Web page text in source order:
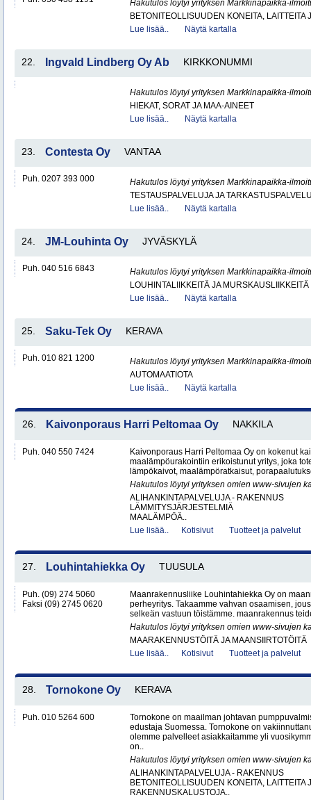
Hakutulos löytyi yrityksen Markkinapaikka-
BETONITEOLLISUUDEN KONEITA, LAITTEITA
Lue lisää..
Näytä kartalla
22. Ingvald Lindberg Oy Ab KIRKKONUMMI
Hakutulos löytyi yrityksen Markkinapaikka-
HIEKAT, SORAT JA MAA-AINEET
Lue lisää..
Näytä kartalla
23. Contesta Oy VANTAA
Puh. 0207 393 000
Hakutulos löytyi yrityksen Markkinapaikka-
TESTAUSPALVELUJA JA
Lue lisää..
Näytä kartalla
24. JM-Louhinta Oy JYVÄSKYLÄ
Puh. 040 516 6843
Hakutulos löytyi yrityksen Markkinapaikka-
LOUHINTALIIKKEITÄ JA MURSKAUSLIIKKEITÄ
Lue lisää..
Näytä kartalla
25. Saku-Tek Oy KERAVA
Puh. 010 821 1200
Hakutulos löytyi yrityksen Markkinapaikka-
AUTOMAATIOTA
Lue lisää..
Näytä kartalla
26. Kaivonporaus Harri Peltomaa Oy NAKKILA
Puh. 040 550 7424
Kaivonporaus Harri Peltomaa Oy on kokenut
maalämpöurakointiin erikoistunut yritys, joka
lämpökaivot, maalämpöratkaisut,
Hakutulos löytyi yrityksen omien www-sivujen
ALIHANKINTAPALVELUJA - RAKENNUS
LÄMMITYSJÄRJESTELMIÄ
MAALÄMPÖÄ..
Lue lisää..
Kotisivut Tuotteet ja palvelut
27. Louhintahiekka Oy TUUSULA
Puh. (09) 274 5060
Faksi (09) 2745 0620
Maanrakennusliike Louhintahiekka Oy on
perheyritys. Takaamme vahvan osaamisen,
selkeän vastuun töistämme. maanrakennus
Hakutulos löytyi yrityksen omien www-sivujen
MAARAKENNUSTÖITÄ JA MAANSIIRTOTÖITÄ
Lue lisää..
Kotisivut Tuotteet ja palvelut
28. Tornokone Oy KERAVA
Puh. 010 5264 600
Tornokone on maailman johtavan
edustaja Suomessa. Tornokone on
olemme palvelleet asiakkaitamme yli
on..
Hakutulos löytyi yrityksen omien www-sivujen
ALIHANKINTAPALVELUJA - RAKENNUS
BETONITEOLLISUUDEN KONEITA, LAITTEITA
RAKENNUSKALUSTOJA..